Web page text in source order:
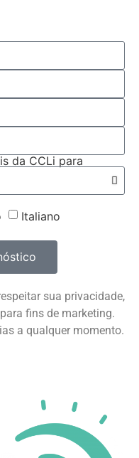
da CCLi para
Italiano
sua privacidade,
fins de marketing.
a qualquer momento.